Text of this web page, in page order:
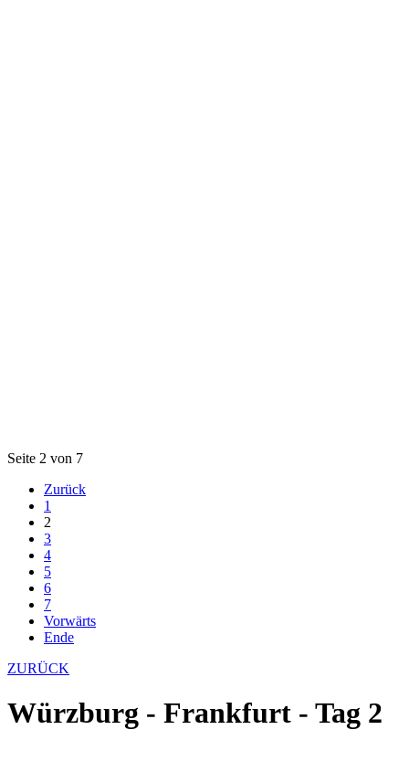
Seite 2 von 7
Zurück
1
2
3
4
5
6
7
Vorwärts
Ende
ZURÜCK
Würzburg - Frankfurt - Tag 2